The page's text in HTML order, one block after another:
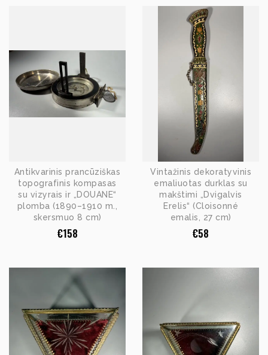
Antikvarinis prancūziškas
topografinis kompasas
su vizyrais ir „DOUANE“
plomba (1890–1910 m.,
skersmuo 8 cm)
€158
Vintažinis dekoratyvinis
emaliuotas durklas su
makštimi „Dvigalvis
Erelis“ (Cloisonné
emalis, 27 cm)
€58